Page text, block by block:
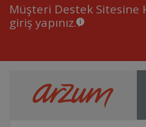
Müşteri Destek Sitesine
giriş yapınız.